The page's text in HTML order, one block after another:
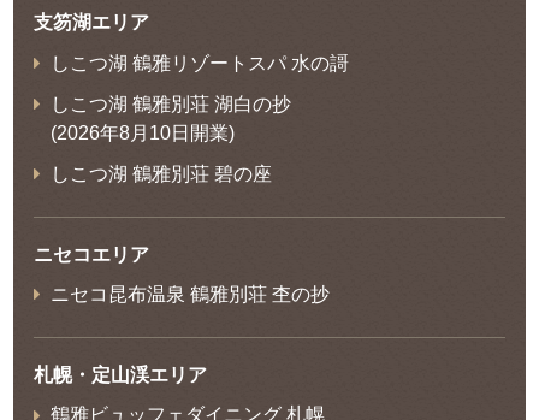
支笏湖エリア
しこつ湖 鶴雅リゾートスパ 水の謌
しこつ湖 鶴雅別荘 湖白の抄
(2026年8月10日開業)
しこつ湖 鶴雅別荘 碧の座
ニセコエリア
ニセコ昆布温泉 鶴雅別荘 杢の抄
札幌・定山渓エリア
鶴雅ビュッフェダイニング 札幌